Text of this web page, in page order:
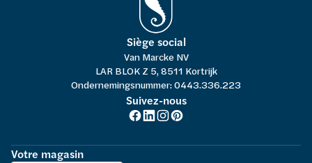
Siège social
Van Marcke NV
LAR BLOK Z 5, 8511 Kortrijk
Ondernemingsnummer: 0443.336.223
Suivez-nous
Votre magasin